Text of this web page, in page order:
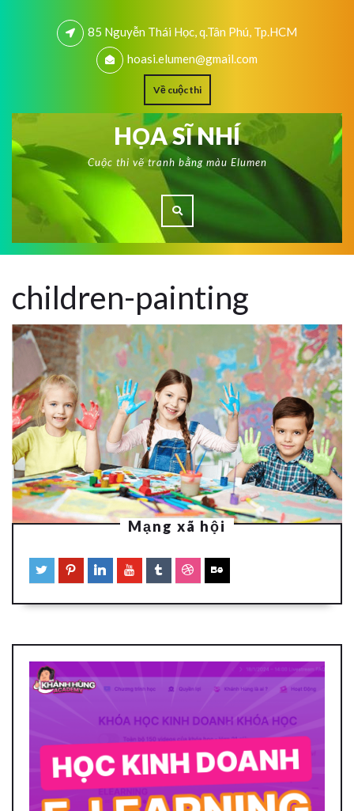
85 Nguyễn Thái Học, q.Tân Phú, Tp.HCM
hoasi.elumen@gmail.com
Về cuộc thi
HỌA SĨ NHÍ
Cuộc thi vẽ tranh bằng màu Elumen
children-painting
Mạng xã hội